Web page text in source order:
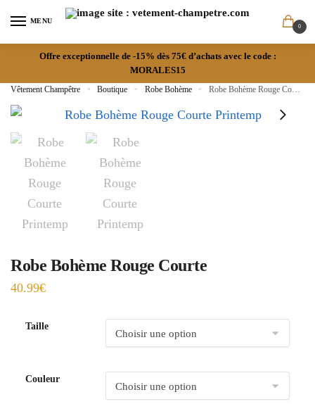
MENU
0
Offre exceptionnelle de -15% dès 75€ d’achats avec le code :
MORALES15
Vêtement Champêtre » Boutique » Robe Bohème » Robe Bohème Rouge Courte
Robe Bohème Rouge Courte
40.99€
Taille
Couleur